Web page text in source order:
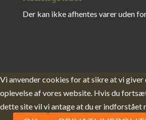
Der kan ikke afhentes varer uden
Vi anvender cookies for at sikre at vi
oplevelse af vores website. Hvis du
dette site vil vi antage at du er indforstået